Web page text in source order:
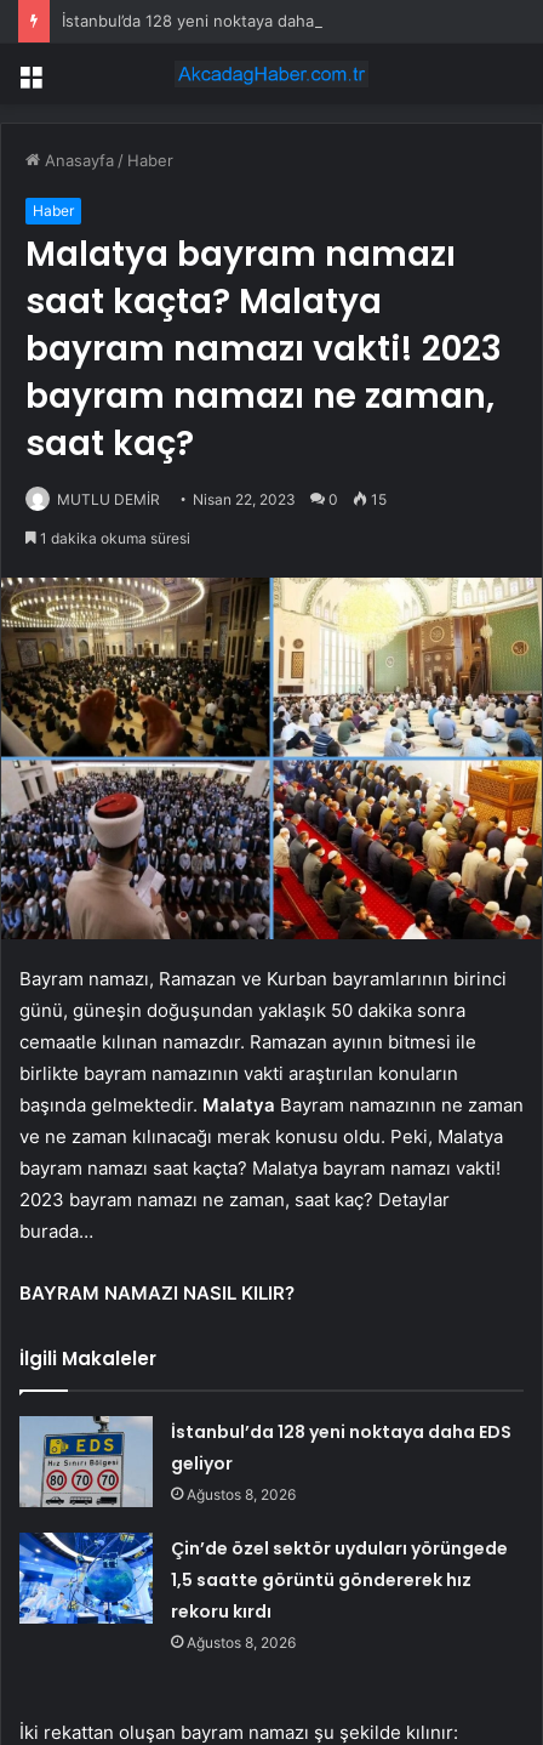
İstanbul’da 128 yeni noktaya daha EDS geliyor
Menü
Anasayfa / Haber
Haber
Malatya bayram namazı
saat kaçta? Malatya
bayram namazı vakti! 2023
bayram namazı ne zaman,
saat kaç?
MUTLU DEMİR Nisan 22, 2023 0 15
1 dakika okuma süresi
Bayram namazı, Ramazan ve Kurban bayramlarının birinci
günü, güneşin doğuşundan yaklaşık 50 dakika sonra
cemaatle kılınan namazdır. Ramazan ayının bitmesi ile
birlikte bayram namazının vakti araştırılan konuların
başında gelmektedir. Malatya Bayram namazının ne zaman
ve ne zaman kılınacağı merak konusu oldu. Peki, Malatya
bayram namazı saat kaçta? Malatya bayram namazı vakti!
2023 bayram namazı ne zaman, saat kaç? Detaylar
burada…
BAYRAM NAMAZI NASIL KILIR?
İlgili Makaleler
İstanbul’da 128 yeni noktaya daha EDS
geliyor
Ağustos 8, 2026
Çin’de özel sektör uyduları yörüngede
1,5 saatte görüntü göndererek hız
rekoru kırdı
Ağustos 8, 2026
İki rekattan oluşan bayram namazı şu şekilde kılınır: